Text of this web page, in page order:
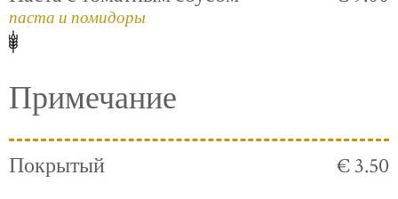
паста и помидоры
Примечание
Покрытый
€ 3.50